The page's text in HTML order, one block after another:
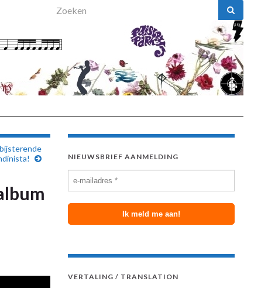
Search for:
NIEUWSBRIEF AANMELDING
VERTALING / TRANSLATION